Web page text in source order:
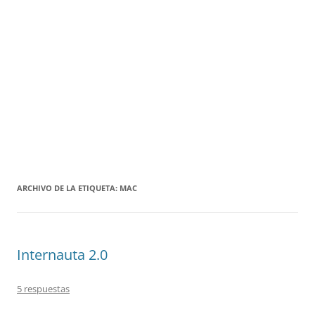
ARCHIVO DE LA ETIQUETA: MAC
Internauta 2.0
5 respuestas